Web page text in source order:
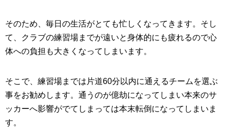
そのため、毎日の生活がとても忙しくなってきます。そし
て、クラブの練習場までが遠いと身体的にも疲れるので心
体への負担も大きくなってしまいます。
そこで、練習場までは片道60分以内に通えるチームを選ぶ
事をお勧めします。通うのが億劫になってしまい本来のサ
ッカーへ影響がでてしまっては本末転倒になってしまいま
す。